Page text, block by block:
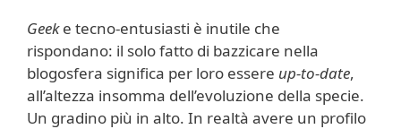
Geeke tecno-entusiasti è inutile che
rispondano: il solo fatto di bazzicare nella
blogosfera significa per loro essere up-to-date,
all’altezza insomma dell’evoluzione della specie.
Un gradino più in alto. In realtà avere un profilo